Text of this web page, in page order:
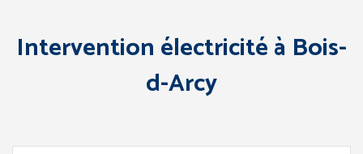
Intervention électricité à Bois-
d-Arcy